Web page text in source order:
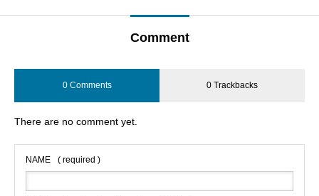
Comment
0 Comments 0 Trackbacks
There are no comment yet.
NAME ( required )